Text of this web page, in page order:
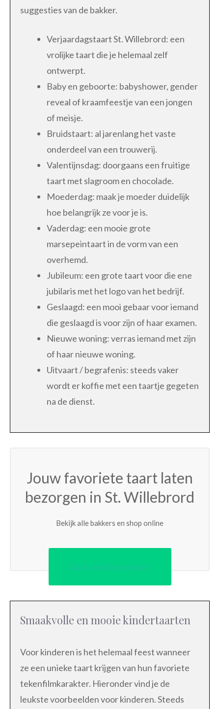
suggesties van de bakker.
Verjaardagstaart St. Willebrord: een
vrolijke taart die je helemaal zelf
ontwerpt.
Baby en geboorte: babyshower, gender
reveal of kraamfeestje van een jongen
of meisje.
Bruidstaart: al jarenlang het vaste
onderdeel van een trouwerij.
Valentijnsdag: doorgaans een fruitige
taart met slagroom en chocolade.
Moederdag: maak je moeder duidelijk
hoe belangrijk ze voor je is.
Vaderdag: een mooie grote
marsepeintaart in de vorm van een
overhemd.
Jubileum: een grote taart voor die ene
jubilaris met het logo van het bedrijf.
Geslaagd: een mooi gebaar voor iemand
die geslaagd is voor zijn of haar examen.
Nieuwe woning: verras iemand met zijn
of haar nieuwe woning.
Uitvaart / begrafenis: steeds vaker
wordt er koffie met een taartje gegeten
na de dienst.
Jouw favoriete taart laten
bezorgen in St. Willebrord
Bekijk alle bakkers en shop online
Ja, ik wil bestellen
Smaakvolle en mooie kindertaarten
Voor kinderen is het helemaal feest wanneer
ze een unieke taart krijgen van hun favoriete
tekenfilmkarakter. Hieronder vind je de
leukste voorbeelden voor kinderen. Steeds